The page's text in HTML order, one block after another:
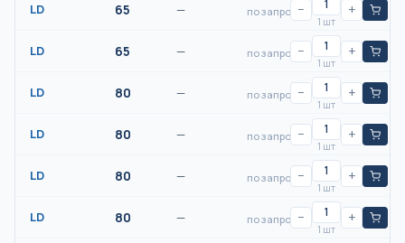
LD 65 — по запросу−
1 шт
+
LD 65 — по запросу−
1 шт
+
LD 80 — по запросу−
1 шт
+
LD 80 — по запросу−
1 шт
+
LD 80 — по запросу−
1 шт
+
LD 80 — по запросу−
1 шт
+